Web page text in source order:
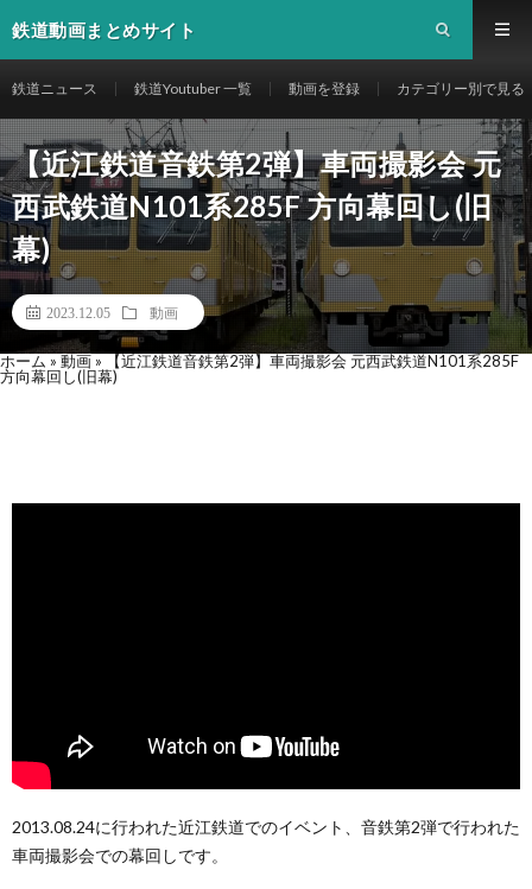
鉄道動画まとめサイト
鉄道ニュース 鉄道Youtuber 一覧 動画を登録 カテゴリー別で見る
【近江鉄道音鉄第2弾】車両撮影会 元
西武鉄道N101系285F 方向幕回し(旧
幕)
2023.12.05 動画
ホーム » 動画 » 【近江鉄道音鉄第2弾】車両撮影会 元西武鉄道N101系285F
方向幕回し(旧幕)
2013.08.24に行われた近江鉄道でのイベント、音鉄第2弾で行われた
車両撮影会での幕回しです。